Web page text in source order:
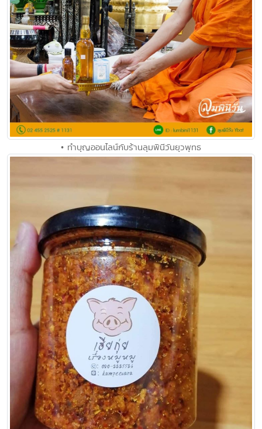
• ทำบุญออนไลน์กับร้านลุมพินีวันยุวพุทธ